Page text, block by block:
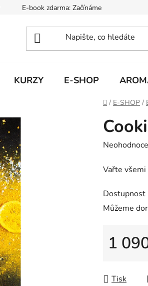
E-book zdarma: Začínáme s aromaterapií
KURZY E-SHOP
Domů
/ E-SHOP /
Průměrné
produktu
0,0
z
hvězdiček.
Vařte
Dostupnost
Můžeme
1
Tisk